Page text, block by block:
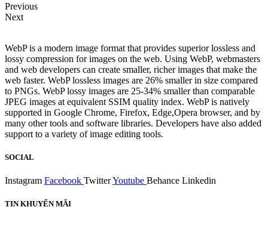
Previous
Next
WebP is a modern image format that provides superior lossless and
lossy compression for images on the web. Using WebP, webmasters
and web developers can create smaller, richer images that make the
web faster. WebP lossless images are 26% smaller in size compared
to PNGs. WebP lossy images are 25-34% smaller than comparable
JPEG images at equivalent SSIM quality index. WebP is natively
supported in Google Chrome, Firefox, Edge,Opera browser, and by
many other tools and software libraries. Developers have also added
support to a variety of image editing tools.
SOCIAL
Instagram Facebook TwitterYoutube Behance Linkedin
TIN KHUYẾN MÃI